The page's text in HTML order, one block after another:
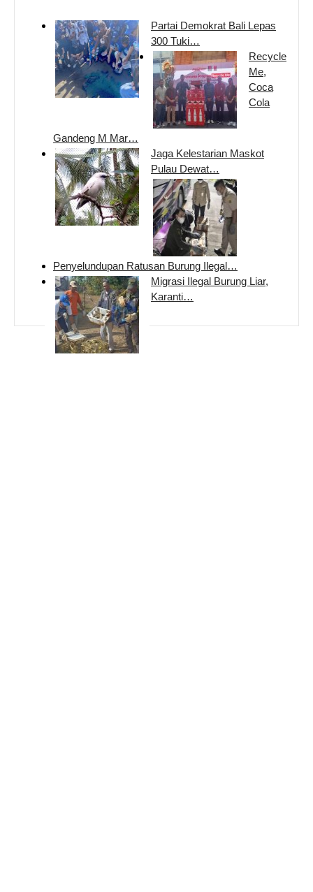
Partai Demokrat Bali Lepas
300 Tuki…
Recycle
Me,
Coca
Cola
Gandeng M Mar…
Jaga Kelestarian Maskot
Pulau Dewat…
Penyelundupan Ratusan Burung Ilegal…
Migrasi Ilegal Burung Liar,
Karanti…